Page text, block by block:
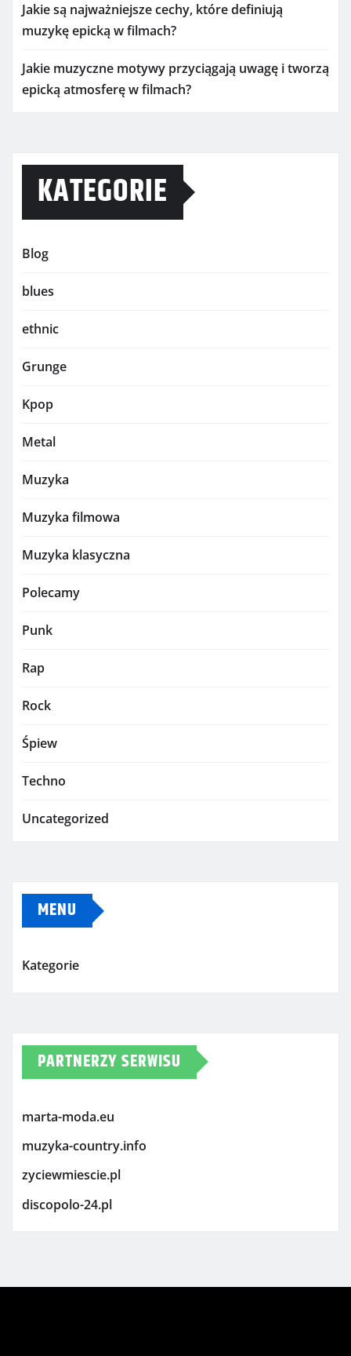
Jakie są najważniejsze cechy, które definiują
muzykę epicką w filmach?
Jakie muzyczne motywy przyciągają uwagę i tworzą
epicką atmosferę w filmach?
KATEGORIE
Blog
blues
ethnic
Grunge
Kpop
Metal
Muzyka
Muzyka filmowa
Muzyka klasyczna
Polecamy
Punk
Rap
Rock
Śpiew
Techno
Uncategorized
MENU
Kategorie
PARTNERZY SERWISU
marta-moda.eu
muzyka-country.info
zyciewmiescie.pl
discopolo-24.pl